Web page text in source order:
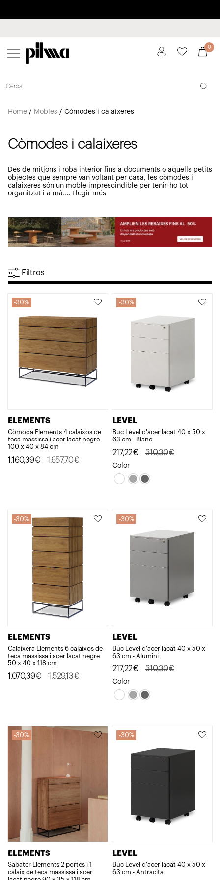
pilma 0
Home/ Mobles / Còmodes i calaixeres
Còmodes i calaixeres
Des de mitjons i roba interior fins a documents o aquells petits
objectes que sempre van voltant per casa, les còmodes i
calaixeres són un moble imprescindible per tenir-ho tot
organitzat i a mà.… Llegir més
Filtros
30%
ELEMENTS
Còmoda Elements 4 calaixos de
teca massissa i acer lacat negre
100 x 40 x 84 cm
1.657,70€
El
1.160,39€
El
30%
LEVEL
Buc Level d'acer lacat 40 x 50 x
63 cm - Blanc
310,30€
El
preu
original
217,22€
El
preu
actual
Color
30%
ELEMENTS
Calaixera Elements 6 calaixos de
teca massissa i acer lacat negre
50 x 40 x 118 cm
1.529,13€
El
1.529,13€.
1.070,39€
El
1.070,39€.
30%
LEVEL
Buc Level d'acer lacat 40 x 50 x
63 cm - Alumini
310,30€
El
preu
original
217,22€
El
preu
actual
Color
30%
ELEMENTS
Sabater Elements 2 portes i 1
calaix de teca massissa i acer
30%
LEVEL
Buc Level d'acer lacat 40 x 50 x
63 cm - Antracita